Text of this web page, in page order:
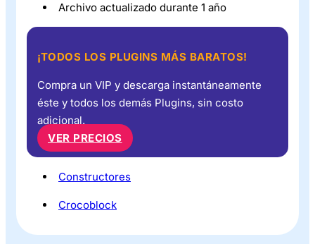
Archivo actualizado durante 1 año
¡TODOS LOS PLUGINS MÁS BARATOS!
Compra un VIP y descarga instantáneamente
éste y todos los demás Plugins, sin costo
adicional.
VER PRECIOS
Constructores
Crocoblock